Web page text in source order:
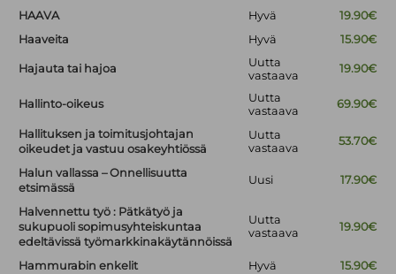
HAAVA
Hyvä
19.90€
Haaveita
Hyvä 15.90€
Hajauta tai hajoa
Uutta
vastaava
19.90€
Hallinto-oikeus
Uutta
vastaava
69.90€
Hallituksen ja toimitusjohtajan
oikeudet ja vastuu osakeyhtiössä
Uutta
vastaava
53.70€
Halun vallassa – Onnellisuutta
etsimässä
Uusi 17.90€
Halvennettu työ : Pätkätyö ja
sukupuoli sopimusyhteiskuntaa
edeltävissä työmarkkinakäytännöissä
Uutta
vastaava
19.90€
Hammurabin enkelit Hyvä 15.90€